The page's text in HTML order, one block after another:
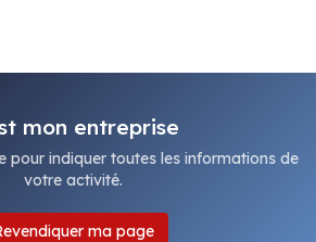
mon entreprise
pour indiquer toutes les informations de
votre activité.
ma page